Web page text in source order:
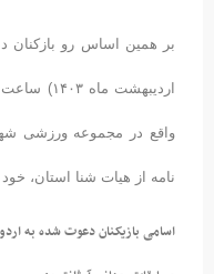
بر همین اساس رو بازکنان
واقع در مجموعه ورزشی
نامه از هیات شنا استان،